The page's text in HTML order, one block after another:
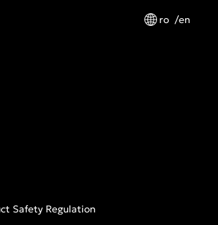
Safety Regulation
ro en